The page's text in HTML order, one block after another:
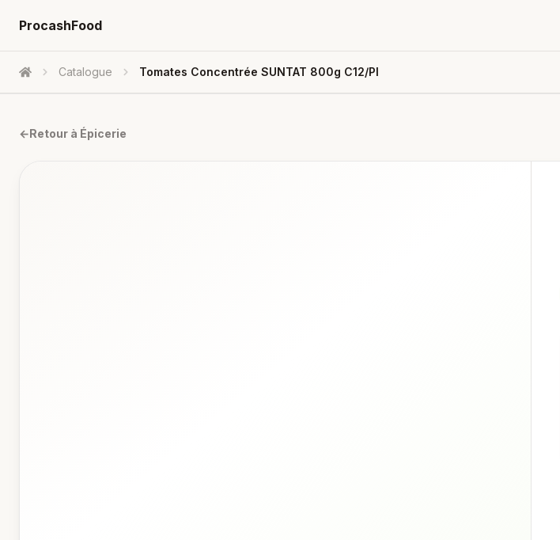
ProcashFood
Accueil Catalogue Tomates Concentrée SUNTAT 800g C12/pl
←Retour à Épicerie